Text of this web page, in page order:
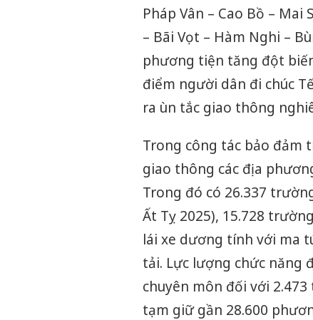
Pháp Vân – Cao Bồ – Mai
– Bãi Vọt – Hàm Nghi –
phương tiện tăng đột
điểm người dân đi chúc
ra ùn tắc giao thông
Trong công tác bảo đảm
giao thông các địa
Trong đó có 26.337
Ất Tỵ 2025), 15.728
lái xe dương tính với ma
tải. Lực lượng chức năng
chuyên môn đối với
tạm giữ gần 28.600